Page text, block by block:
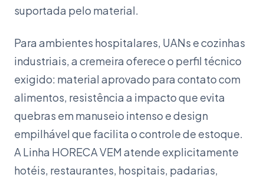
suportada pelo material.
Para ambientes hospitalares, UANs e cozinhas
industriais, a cremeira oferece o perfil técnico
exigido: material aprovado para contato com
alimentos, resistência a impacto que evita
quebras em manuseio intenso e design
empilhável que facilita o controle de estoque.
A Linha HORECA VEM atende explicitamente
hotéis, restaurantes, hospitais, padarias,